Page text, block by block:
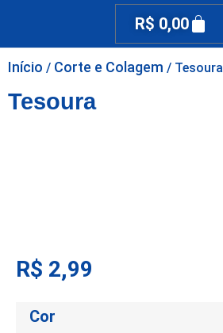
R$ 0,00
Início / Corte e Colagem / Tesoura
Tesoura
R$ 2,99
Cor